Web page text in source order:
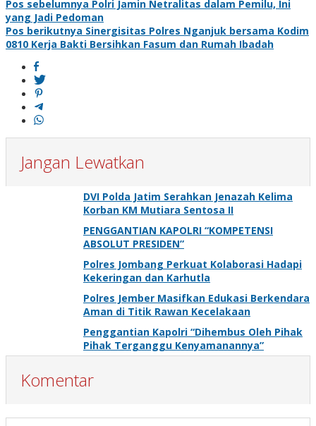
Navigasi
pos
Pos sebelumnya Polri Jamin Netralitas dalam Pemilu, Ini
yang Jadi Pedoman
Pos berikutnya Sinergisitas Polres Nganjuk bersama Kodim
0810 Kerja Bakti Bersihkan Fasum dan Rumah Ibadah
Jangan Lewatkan
DVI Polda Jatim Serahkan Jenazah Kelima
Korban KM Mutiara Sentosa II
PENGGANTIAN KAPOLRI “KOMPETENSI
ABSOLUT PRESIDEN”
Polres Jombang Perkuat Kolaborasi Hadapi
Kekeringan dan Karhutla
Polres Jember Masifkan Edukasi Berkendara
Aman di Titik Rawan Kecelakaan
Penggantian Kapolri “Dihembus Oleh Pihak
Pihak Terganggu Kenyamanannya”
Komentar